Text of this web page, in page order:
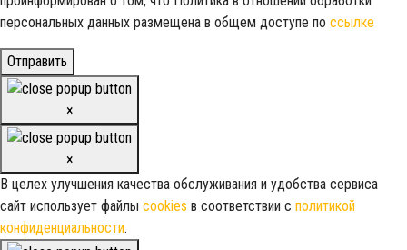
персональных данных размещена в общем доступе по ссылке
Отправить
×
×
В целех улучшения качества обслуживания и удобства сервиса
сайт использует файлы cookies в соответствии с политикой
конфиденциальности.